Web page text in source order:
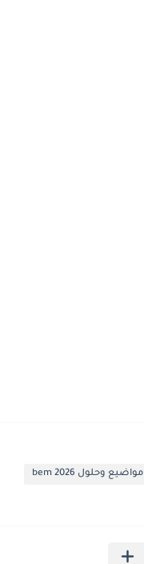
مواضيع وحلول 2026 bem